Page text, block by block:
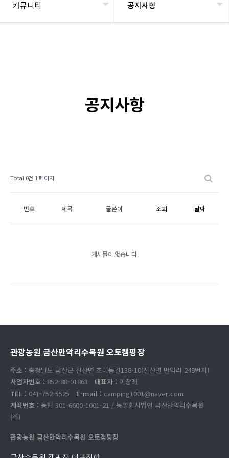
커뮤니티 공지사항
공지사항
Total 0건 1 페이지
번호 제목 글쓴이 조회 날짜
게시물이 없습니다.
관광농원 금산만악리수목원 오토캠핑장
주소 : 충청남도 금산군 진산면 초미동길138-10(진산면 만악리 248번지)
사업자번호 : 852-88-01863 대표자 : 이창래
TEL : 041-752-5525 E-mail : camping1001@naver.com
계좌번호 : 농협 301-6600-1001-21 / 농업회사법인 금산만악리수목원
(주)
관광농원 금산만악리수목원 오토캠핑장